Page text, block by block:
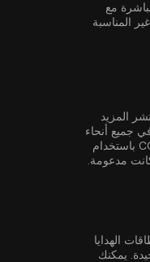
مع
المناسبة
المزيد
جميع أنحاء
العالم. يمكنك شراء COINGHOST ( COGO ) باستخدام
مدعومة.
الهدايا
يمكنك